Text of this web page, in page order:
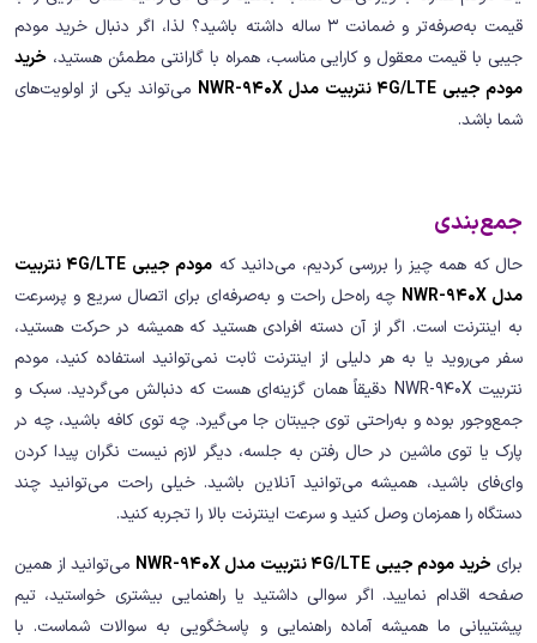
قیمت به‌صرفه‌تر و ضمانت 3 ساله داشته باشید؟ لذا، اگر دنبال خرید مودم
جیبی با قیمت معقول و کارایی مناسب، همراه با گارانتی مطمئن هستید، خرید
مودم جیبی 4G/LTE نتربیت مدل NWR-940X
می‌تواند یکی از اولویت‌های
شما باشد.
جمع‌بندی
حال که همه چیز را بررسی کردیم، می‌دانید که
مودم جیبی 4G/LTE نتربیت
مدل NWR-940X
چه راه‌حل راحت و به‌صرفه‌ای برای اتصال سریع و پرسرعت
به اینترنت است. اگر از آن دسته افرادی هستید که همیشه در حرکت هستید،
سفر می‌روید یا به هر دلیلی از اینترنت ثابت نمی‌توانید استفاده کنید، مودم
نتربیت NWR-940X دقیقاً همان گزینه‌ای هست که دنبالش می‌گردید. سبک و
جمع‌وجور بوده و به‌راحتی توی جیبتان جا می‌گیرد. چه توی کافه باشید، چه در
پارک یا توی ماشین در حال رفتن به جلسه، دیگر لازم نیست نگران پیدا کردن
وای‌فای باشید، همیشه می‌توانید آنلاین باشید. خیلی راحت می‌توانید چند
دستگاه را همزمان وصل کنید و سرعت اینترنت بالا را تجربه کنید.
برای خرید مودم جیبی 4G/LTE نتربیت مدل NWR-940X
می‌توانید از همین
صفحه اقدام نمایید. اگر سوالی داشتید یا راهنمایی بیشتری خواستید، تیم
پیشتیبانی ما همیشه آماده راهنمایی و پاسخگویی به سوالات شماست. با